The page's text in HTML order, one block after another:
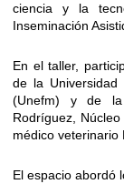
ciencia y la
Inseminación
En el taller,
de la Universidad
(Unefm) y de la
Rodríguez,
médico veterinario
El espacio abordó